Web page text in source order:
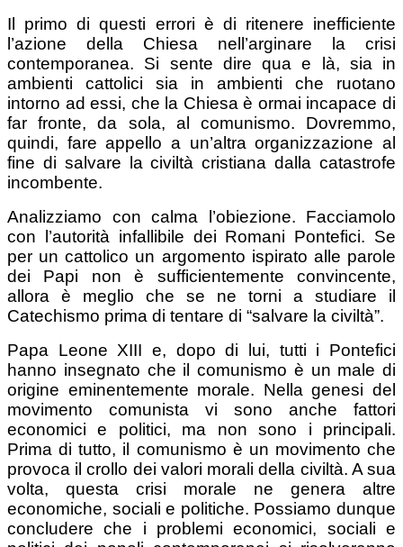
Il primo di questi errori è di ritenere inefficiente
l’azione della Chiesa nell’arginare la crisi
contemporanea. Si sente dire qua e là, sia in
ambienti cattolici sia in ambienti che ruotano
intorno ad essi, che la Chiesa è ormai incapace di
far fronte, da sola, al comunismo. Dovremmo,
quindi, fare appello a un’altra organizzazione al
fine di salvare la civiltà cristiana dalla catastrofe
incombente.
Analizziamo con calma l’obiezione. Facciamolo
con l’autorità infallibile dei Romani Pontefici. Se
per un cattolico un argomento ispirato alle parole
dei Papi non è sufficientemente convincente,
allora è meglio che se ne torni a studiare il
Catechismo prima di tentare di “salvare la civiltà”.
Papa Leone XIII e, dopo di lui, tutti i Pontefici
hanno insegnato che il comunismo è un male di
origine eminentemente morale. Nella genesi del
movimento comunista vi sono anche fattori
economici e politici, ma non sono i principali.
Prima di tutto, il comunismo è un movimento che
provoca il crollo dei valori morali della civiltà. A sua
volta, questa crisi morale ne genera altre
economiche, sociali e politiche. Possiamo dunque
concludere che i problemi economici, sociali e